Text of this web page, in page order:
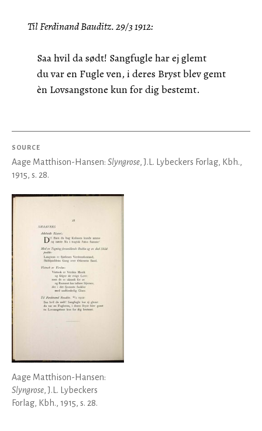
Til Ferdinand Bauditz. 29/3 1912:
Saa hvil da sødt! Sangfugle har ej glemt
du var en Fugle ven, i deres Bryst blev gemt
èn Lovsangstone kun for dig bestemt.
SOURCE
Aage Matthison-Hansen: Slyngrose, J.L. Lybeckers Forlag, Kbh.,
1915, s. 28.
Aage Matthison-Hansen:
Slyngrose, J.L. Lybeckers
Forlag, Kbh., 1915, s. 28.